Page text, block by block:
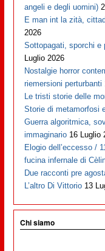
angeli e degli uomini)
E man int la zità,
2026
Sottopagati, sporchi
Luglio 2026
Nostalgie horror
riemersioni perturbanti
Le tristi storie delle
Storie di metamorfosi
Guerra algoritmica,
immaginario 16 Luglio
Elogio dell’eccesso /
fucina infernale di
Due racconti pre
L’altro Di Vittorio 13
Chi siamo